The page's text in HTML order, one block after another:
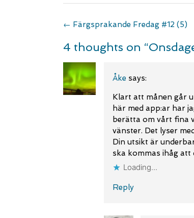
Post
← Färgsprakande Fredag #12 (5)
4 thoughts on “
Åke says:
Klart att månen går
här med app:ar har
berätta om vårt fina
vänster. Det lyser
Din utsikt är
ska kommas ihåg
Loading...
Reply